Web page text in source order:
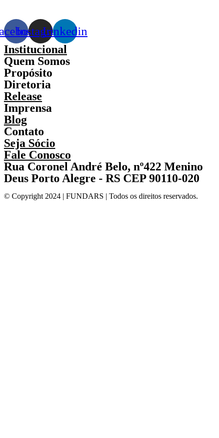
InstagramLinkedin
Institucional
Quem Somos
Propósito
Diretoria
Release
Imprensa
Blog
Contato
Seja Sócio
Fale Conosco
Rua Coronel André Belo, nº422 Menino
Deus Porto Alegre - RS CEP 90110-020
© Copyright 2024 | FUNDARS | Todos os direitos reservados.